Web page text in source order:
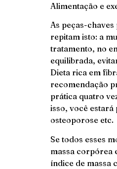
Alimentação e
As peças-
repitam isto: a
tratamento, no
equilibrada,
Dieta rica em
recomendação
prática quatro
isso, você
osteoporose etc.
Se todos esses
massa corpórea
índice de massa